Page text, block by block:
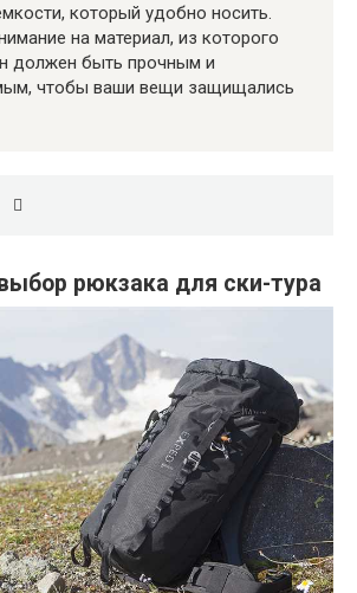
который удобно носить.
на материал, из которого
должен быть прочным и
чтобы ваши вещи защищались
рюкзака для ски-тура